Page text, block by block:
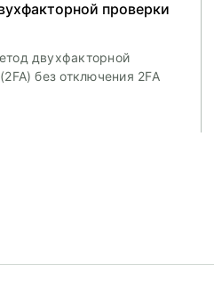
проверки
двухфакторной
без отключения 2FA